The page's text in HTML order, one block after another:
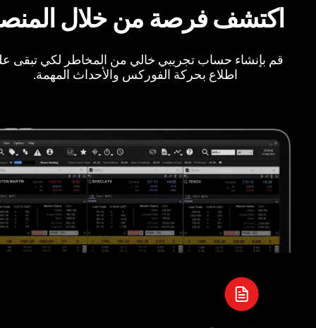
اكتشف فرصة من خلال
قم بإنشاء حساب تجريبي خالي من المخاطر لكي تبقى
اطلاع بحركة الفوركس والأحداث المهمة.